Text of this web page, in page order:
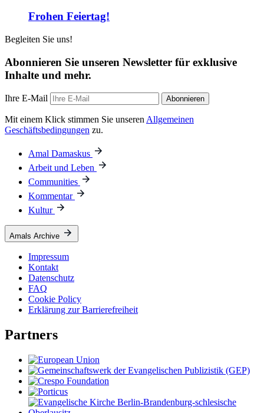
Frohen Feiertag!
Begleiten Sie uns!
Abonnieren Sie unseren Newsletter für exklusive
Inhalte und mehr.
Ihre E-Mail Abonnieren
Mit einem Klick stimmen Sie unseren Allgemeinen
Geschäftsbedingungen zu.
Amal Damaskus
Arbeit und Leben
Communities
Kommentar
Kultur
Amals Archive
Impressum
Kontakt
Datenschutz
FAQ
Cookie Policy
Erklärung zur Barrierefreiheit
Partners